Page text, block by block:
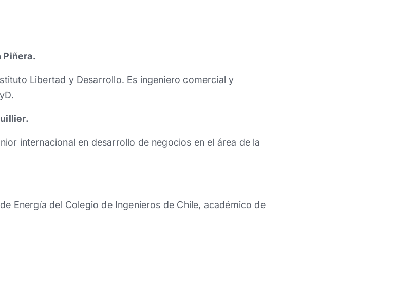
Piñera.
Libertad y Desarrollo. Es ingeniero comercial y
internacional en desarrollo de negocios en el área de la
Energía del Colegio de Ingenieros de Chile, académico de